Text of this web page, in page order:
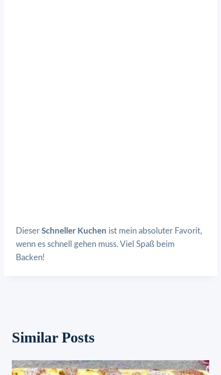
Dieser Schneller Kuchen ist mein absoluter Favorit,
wenn es schnell gehen muss. Viel Spaß beim
Backen!
Similar Posts